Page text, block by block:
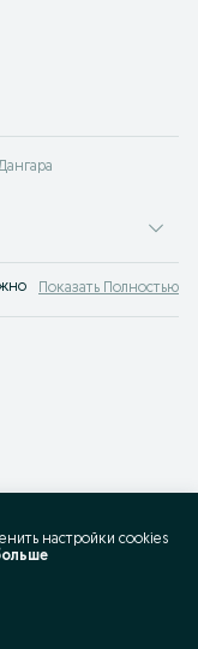
на OLX - сайте
Показать Полностью
настройки cookies